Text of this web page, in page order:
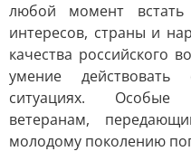
любой момент
интересов, страны и
качества российского
умение действовать
ситуациях. Особые
ветеранам,
молодому поколению